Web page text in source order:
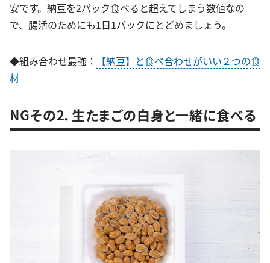
安です。納豆を2パック食べると超えてしまう数値なの
で、腸活のためにも1日1パックにとどめましょう。
◆組み合わせ最強：
【納豆】と食べ合わせがいい２つの食
材
NGその2．生たまごの白身と一緒に食べる